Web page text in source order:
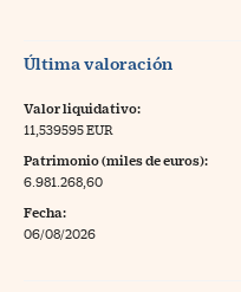
Última valoración
Valor liquidativo:
11,539595 EUR
Patrimonio (miles de euros):
6.981.268,60
Fecha:
06/08/2026